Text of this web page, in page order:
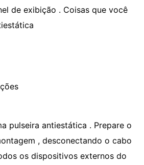
de exibição . Coisas que você
pulseira antiestática . Prepare o
, desconectando o cabo
os dispositivos externos do